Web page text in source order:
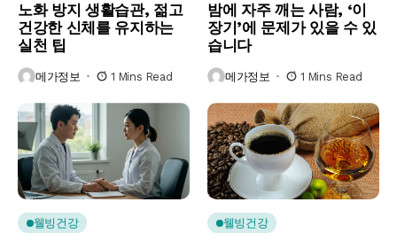
노화 방지 생활습관, 젊고
건강한 신체를 유지하는
실천 팁
메가정보 1 Mins Read
밤에 자주 깨는 사람, ‘이
장기’에 문제가 있을 수 있
습니다
메가정보 1 Mins Read
웰빙건강 웰빙건강